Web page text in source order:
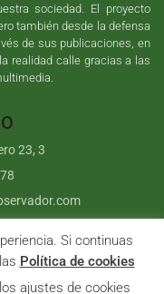
sociedad. El proyecto
también desde la defensa
de sus publicaciones, en
realidad calle gracias a las
23, 3
| Sumurdigital Diseño web
Si continuas
Política de cookies
ajustes de cookies